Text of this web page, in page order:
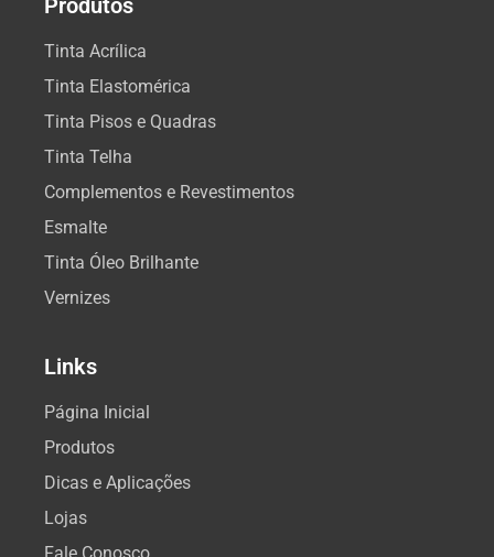
Tinta Acrílica
Tinta Elastomérica
Tinta Pisos e Quadras
Tinta Telha
Complementos e Revestimentos
Esmalte
Tinta Óleo Brilhante
Vernizes
Links
Página Inicial
Produtos
Dicas e Aplicações
Lojas